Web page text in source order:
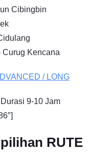
Cibingbin
Curug Kencana
/ LONG
9-10 Jam
RUTE